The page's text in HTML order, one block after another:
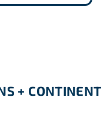
+ CONTINENT